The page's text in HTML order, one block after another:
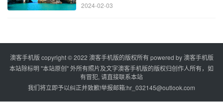
2024-02-03
澳客手机版 copyright © 2022 澳客手机版的版权所有 powered by澳客手机版
本站除标明 "本站原创" 外所有照片及文字澳客手机版的版权归创作人所有，如
有冒犯, 请直接联系本站
我们将立即予以纠正并致歉!举报邮箱:hr_032145@outlook.com